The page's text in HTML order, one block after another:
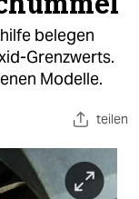
belegen
Grenzwerts.
Modelle.
teilen